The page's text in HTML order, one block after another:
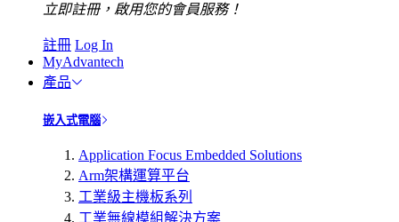
立即註冊，啟用您的會員服務！
註冊 Log In
MyAdvantech
產品
嵌入式電腦
Application Focus Embedded Solutions
Arm架構運算平台
工業級主機板系列
工業無線模組解決方案